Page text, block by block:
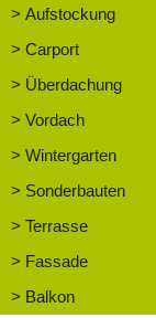
> Aufstockung
> Carport
> Überdachung
> Vordach
> Wintergarten
> Sonderbauten
> Terrasse
> Fassade
> Balkon